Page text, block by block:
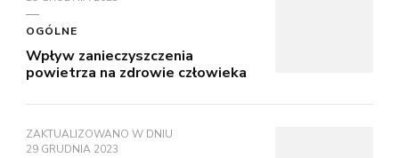
OGÓLNE
Wpływ zanieczyszczenia
powietrza na zdrowie człowieka
ZAKTUALIZOWANO W DNIU
29 GRUDNIA 2023